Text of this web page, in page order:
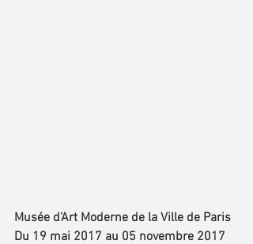
Musée d'Art Moderne de la Ville de Paris
Du 19 mai 2017 au 05 novembre 2017